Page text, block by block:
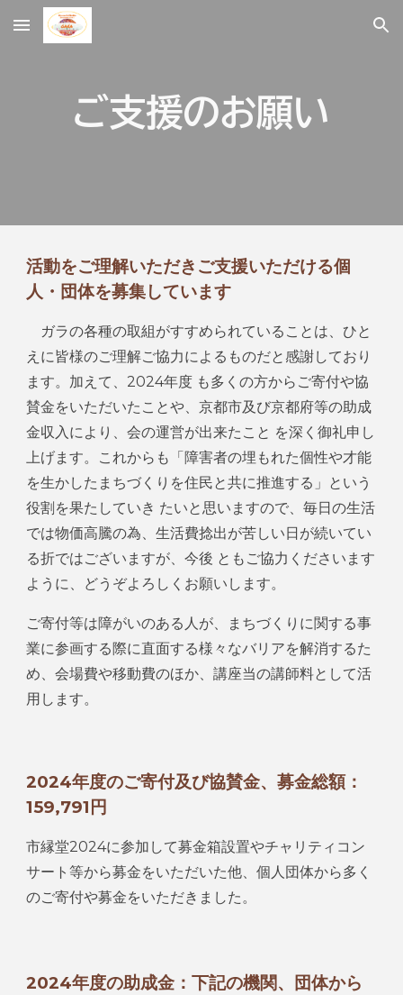
Skip to main content Skip to navigation
ご支援のお願い
活動をご理解いただきご支援いただける個
人・団体を募集しています
ガラの各種の取組がすすめられていることは、ひと
えに皆様のご理解ご協力によるものだと感謝しており
ます。加えて、2024年度 も多くの方からご寄付や協
賛金をいただいたことや、京都市及び京都府等の助成
金収入により、会の運営が出来たこと を深く御礼申し
上げます。これからも「障害者の埋もれた個性や才能
を生かしたまちづくりを住民と共に推進する」という
役割を果たしていき たいと思いますので、毎日の生活
では物価高騰の為、生活費捻出が苦しい日が続いてい
る折ではございますが、今後 ともご協力くださいます
ように、どうぞよろしくお願いします。
ご寄付等は障がいのある人が、まちづくりに関する事
業に参画する際に直面する様々なバリアを解消するた
め、会場費や移動費のほか、講座当の講師料として活
用します。
2024年度のご寄付及び協賛金、募金総額：
159,791円
市縁堂2024に参加して募金箱設置やチャリティコン
サート等から募金をいただいた他、個人団体から多く
のご寄付や募金をいただきました。
2024年度の助成金：下記の機関、団体から